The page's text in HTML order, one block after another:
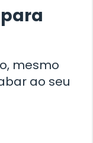
para
mesmo
ao seu